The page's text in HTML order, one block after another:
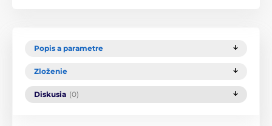
Popis a parametre
Zloženie
Diskusia (0)